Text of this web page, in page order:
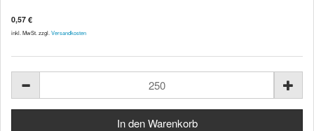
0,57 €
inkl. MwSt. zzgl. Versandkosten